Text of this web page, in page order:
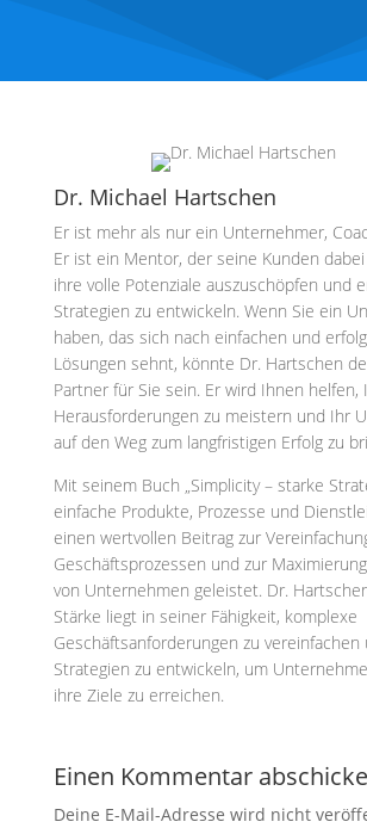
Dr. Michael Hartschen
Er ist mehr als nur ein Unternehmer,
Er ist ein Mentor, der seine Kunden
ihre volle Potenziale auszuschöpfen und
Strategien zu entwickeln. Wenn Sie ein
haben, das sich nach einfachen und
Lösungen sehnt, könnte Dr. Hartschen
Partner für Sie sein. Er wird Ihnen helfen,
Herausforderungen zu meistern und Ihr
auf den Weg zum langfristigen Erfolg zu
Mit seinem Buch „Simplicity – starke
einfache Produkte, Prozesse und
einen wertvollen Beitrag zur
Geschäftsprozessen und zur
von Unternehmen geleistet. Dr.
Stärke liegt in seiner Fähigkeit, komplexe
Geschäftsanforderungen zu vereinfachen
Strategien zu entwickeln, um
ihre Ziele zu erreichen.
Einen Kommentar
Deine E-Mail-Adresse wird nicht